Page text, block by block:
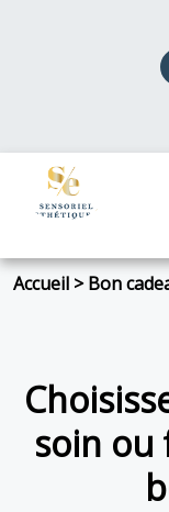
Accueil >Bon
soin